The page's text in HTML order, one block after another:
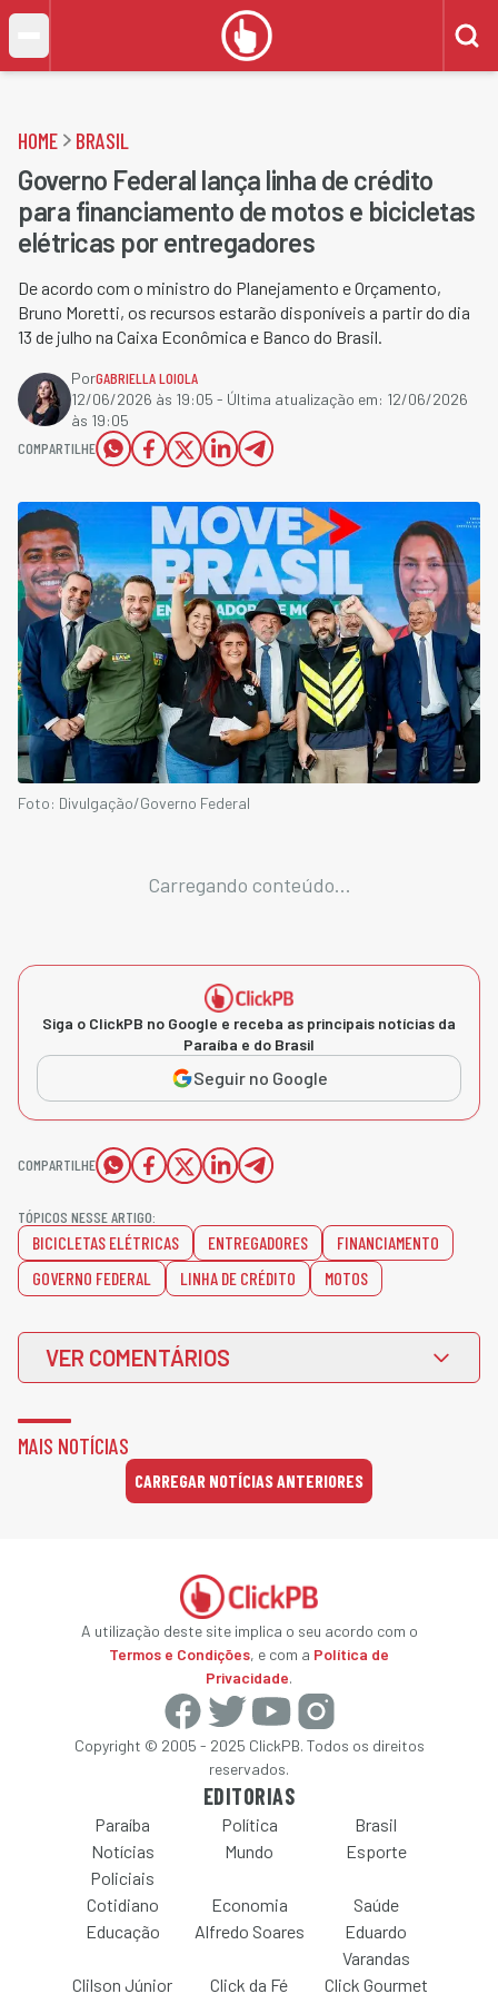
HOME BRASIL
Governo Federal lança linha de crédito
para financiamento de motos e bicicletas
elétricas por entregadores
De acordo com o ministro do Planejamento e Orçamento,
Bruno Moretti, os recursos estarão disponíveis a partir do dia
13 de julho na Caixa Econômica e Banco do Brasil.
PorGABRIELLA LOIOLA
12/06/2026 às 19:05 - Última atualização em: 12/06/2026
às 19:05
COMPARTILHE
Foto: Divulgação/Governo Federal
Carregando conteúdo...
Siga o ClickPB no Google e receba as principais notícias da
Paraíba e do Brasil
Seguir no Google
COMPARTILHE
TÓPICOS NESSE ARTIGO:
BICICLETAS ELÉTRICAS ENTREGADORES
FINANCIAMENTO
GOVERNO FEDERAL
LINHA DE CRÉDITO MOTOS
VER COMENTÁRIOS
MAIS NOTÍCIAS
CARREGAR NOTÍCIAS ANTERIORES
A utilização deste site implica o seu acordo com o
Termos e Condições, e com a Política de
Privacidade.
Copyright © 2005 - 2025 ClickPB. Todos os direitos
reservados.
EDITORIAS
Paraíba Política
Brasil
Notícias
Policiais
Mundo Esporte
Cotidiano Economia
Saúde
Educação
Alfredo Soares
Eduardo
Varandas
Clilson Júnior
Click da Fé Click Gourmet